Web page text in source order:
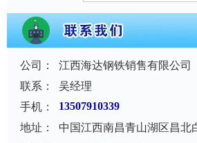
公司：
江西海达钢铁销售有限公司
联系：
吴经理
手机：
13507910339
地址：
中国江西南昌青山湖区昌北